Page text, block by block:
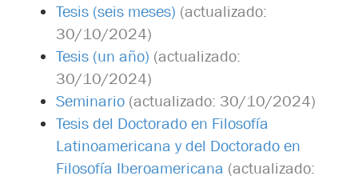
Tesis (seis meses) (actualizado:
30/10/2024)
Tesis (un año) (actualizado:
30/10/2024)
Seminario (actualizado: 30/10/2024)
Tesis del Doctorado en Filosofía
Latinoamericana y del Doctorado en
Filosofía Iberoamericana (actualizado: